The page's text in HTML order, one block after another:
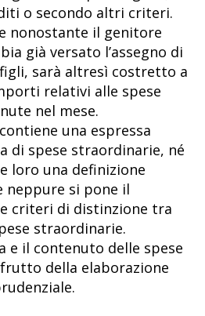
o secondo altri criteri.
nonostante il genitore
già versato l’assegno di
sarà altresì costretto a
relativi alle spese
nel mese.
una espressa
di spese straordinarie, né
loro una definizione
neppure si pone il
criteri di distinzione tra
straordinarie.
e il contenuto delle spese
della elaborazione